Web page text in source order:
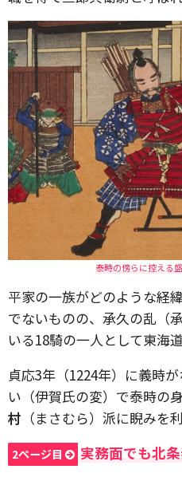
泰時の傍らに控える
平家の一族がどのような経
でないものの、承久の乱（
いる18騎の一人として東海
貞応3年（1224年）に義時
い（伊賀氏の変）で泰時の
村 （まさむら）派に睨みを
2ページ目 実務面でも北